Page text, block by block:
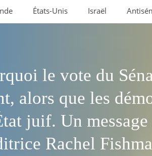
États-Unis Israël
le vote du
alors que les
juif. Un
Rachel